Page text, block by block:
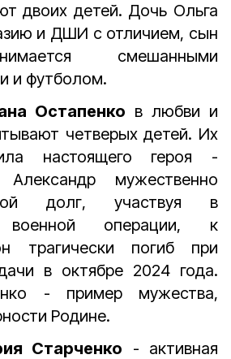
двоих детей. Дочь Ольга
и ДШИ с отличием, сын
смешанными
и футболом.
Остапенко в любви и
четверых детей. Их
настоящего героя -
мужественно
долг, участвуя в
военной операции, к
трагически погиб при
в октябре 2024 года.
- пример мужества,
Родине.
Старченко - активная